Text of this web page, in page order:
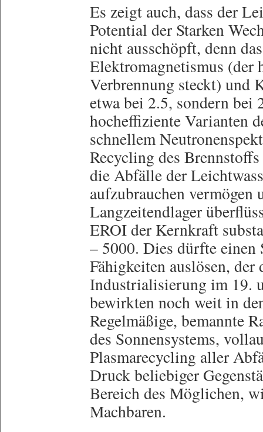
Es zeigt auch, dass der
Potential der Starken
nicht ausschöpft, denn
Elektromagnetismus (der
Verbrennung steckt) und
etwa bei 2.5, sondern
hocheffiziente Varianten
schnellem
Recycling des
die Abfälle der
aufzubrauchen vermögen
Langzeitendlager
EROI der Kernkraft
– 5000. Dies dürfte einen
Fähigkeiten auslösen, der
Industrialisierung im 19.
bewirkten noch weit in
Regelmäßige, bemannte
des Sonnensystems,
Plasmarecycling aller
Druck beliebiger
Bereich des Möglichen,
Machbaren.